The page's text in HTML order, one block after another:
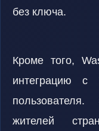
без ключа.
Кроме того,
интеграцию с
жителей